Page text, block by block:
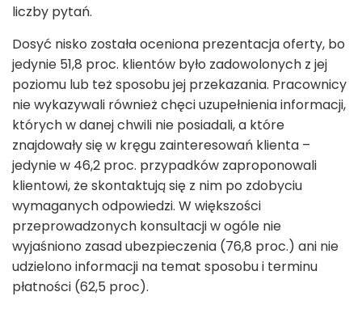
liczby pytań.
Dosyć nisko została oceniona prezentacja oferty, bo
jedynie 51,8 proc. klientów było zadowolonych z jej
poziomu lub też sposobu jej przekazania. Pracownicy
nie wykazywali również chęci uzupełnienia informacji,
których w danej chwili nie posiadali, a które
znajdowały się w kręgu zainteresowań klienta –
jedynie w 46,2 proc. przypadków zaproponowali
klientowi, że skontaktują się z nim po zdobyciu
wymaganych odpowiedzi. W większości
przeprowadzonych konsultacji w ogóle nie
wyjaśniono zasad ubezpieczenia (76,8 proc.) ani nie
udzielono informacji na temat sposobu i terminu
płatności (62,5 proc).